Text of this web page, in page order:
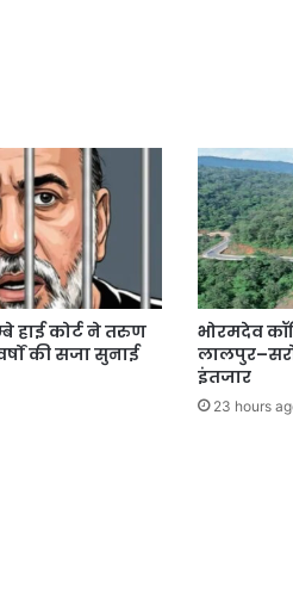
हाई कोर्ट ने तरुण
की सजा सुनाई
भोरमदेव
इंतजार
23 hours